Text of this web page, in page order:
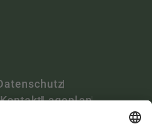
KontaktLageplan